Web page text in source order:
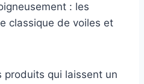
: les
classique de voiles et
produits qui laissent un